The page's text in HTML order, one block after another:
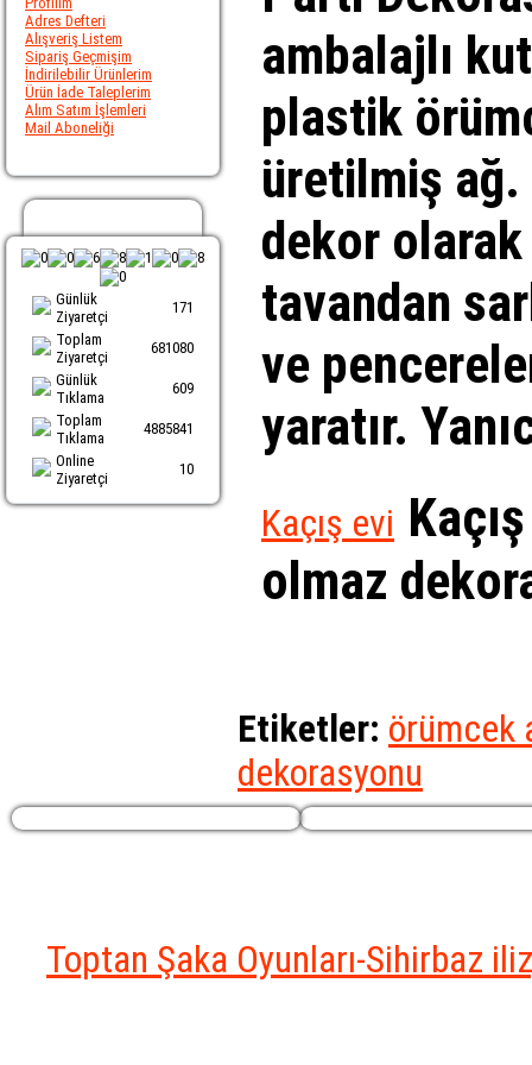
Adres Defteri
Alışveriş Listem
Sipariş Geçmişim
İndirilebilir Ürünlerim
Ürün İade Taleplerim
Alım Satım İşlemleri
Mail Aboneliği
Günlük
Ziyaretçi
171
Toplam
Ziyaretçi
681080
Günlük
Tıklama
609
Toplam
Tıklama
4885841
Online
Ziyaretçi
10
ambalajlı
plastik
üretilmiş
dekor
tavandan
ve
yaratır.
Kaçış evi
olmaz
Etiketler: örümcek
dekorasyonu
Toptan Şaka Oyunları-Sihirbaz